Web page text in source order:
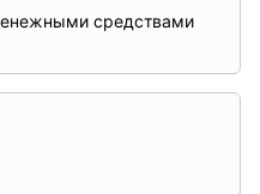
средствами